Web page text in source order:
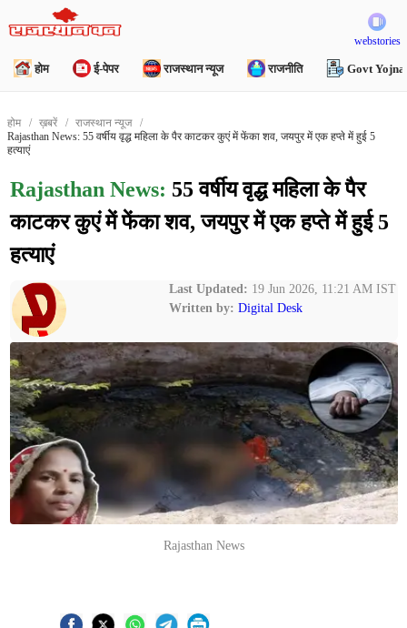
webstories
होम ई-पेपर राजस्थान न्यूज राजनीति Govt Yojna
होम ख़बरें
राजस्थान न्यूज
Rajasthan News: 55 वर्षीय वृद्ध महिला के पैर काटकर कुएं में फेंका शव, जयपुर में एक हप्ते में हुई 5
हत्याएं
Rajasthan News: 55 वर्षीय वृद्ध महिला के पैर
काटकर कुएं में फेंका शव, जयपुर में एक हप्ते में हुई 5
हत्याएं
Last Updated: 19 Jun 2026, 11:21 AM IST
Written by: Digital Desk
Rajasthan News